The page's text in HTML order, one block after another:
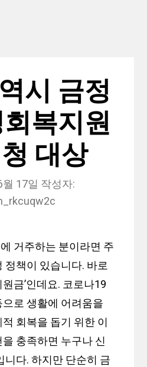
시 금정
복지원
대상
17일 작성자:
거주하는 분이라면 주
정책이 있습니다. 바로
금’인데요. 코로나19
로 생활에 어려움을
회복을 돕기 위한 이
충족하면 누구나 신
니다. 하지만 단순히 금